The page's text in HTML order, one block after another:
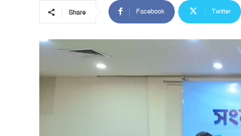
Share Facebook Twitter